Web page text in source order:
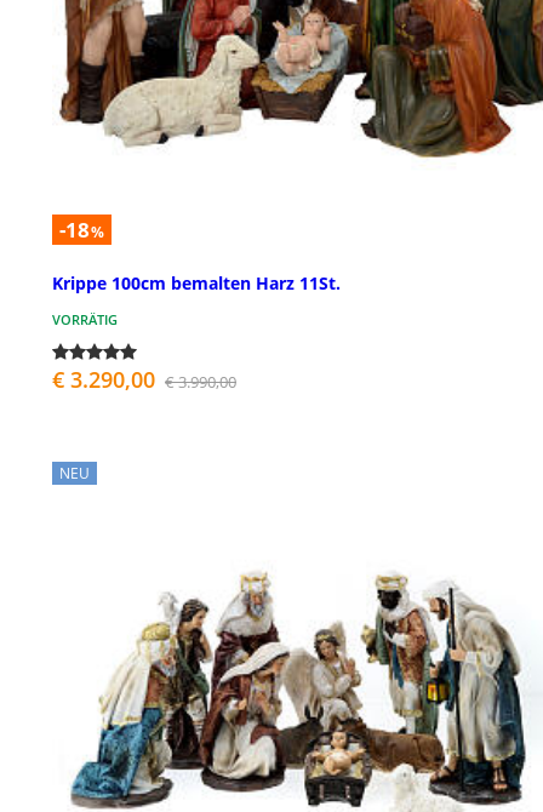
-18%
Krippe 100cm bemalten Harz 11St.
VORRÄTIG
€ 3.290,00 € 3.990,00
NEU